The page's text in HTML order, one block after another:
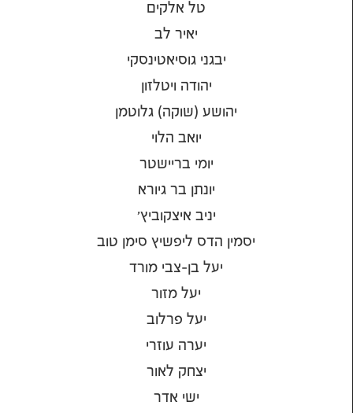
טל אלקים
יאיר לב
יבגני גוסיאטינסקי
יהודה ויטלזון
יהושע (שוקה) גלוטמן
יואב הלוי
יומי בריישטר
יונתן בר גיורא
יניב איצקוביץ'
יסמין הדס ליפשיץ סימן טוב
יעל בן-צבי מורד
יעל מזור
יעל פרלוב
יערה עוזרי
יצחק לאור
ישי אדר